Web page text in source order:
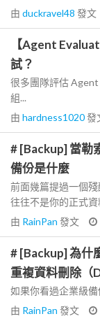
由 duckravel48 發文
【Agent
試？
很多團隊評估
組...
由 hardness1020發
# [Backup] 當勒
備份是什麼
前面幾篇提過一個
往往不是你的正式資
由 RainPan 發文
# [Backup] 為什
重複資料刪除（
如果你看過企業級
由 RainPan 發文